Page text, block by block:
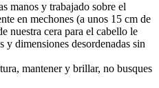
manos y trabajado sobre el
en mechones (a unos 15 cm de
nuestra cera para el cabello le
y dimensiones desordenadas sin
mantener y brillar, no busques